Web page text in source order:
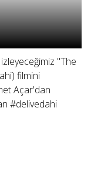
"The
filmini
Açar'dan
#delivedahi